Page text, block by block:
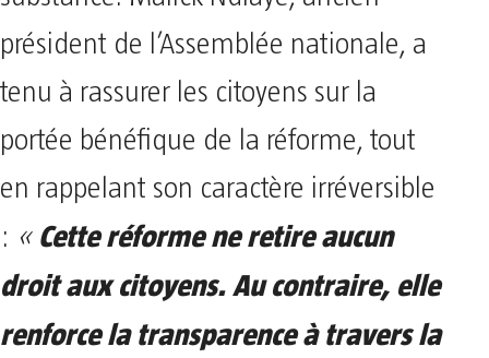
président de l’Assemblée nationale, a
tenu à rassurer les citoyens sur la
portée bénéfique de la réforme, tout
en rappelant son caractère irréversible
: « Cette réforme ne retire aucun
droit aux citoyens. Au contraire, elle
renforce la transparence à travers la